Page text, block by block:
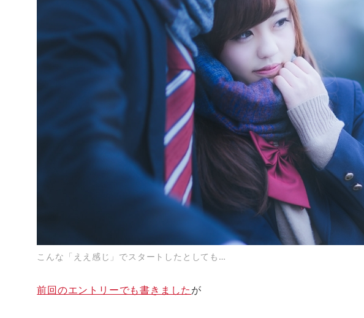
こんな「ええ感じ」でスタートしたとしても…
前回のエントリーでも書きましたが